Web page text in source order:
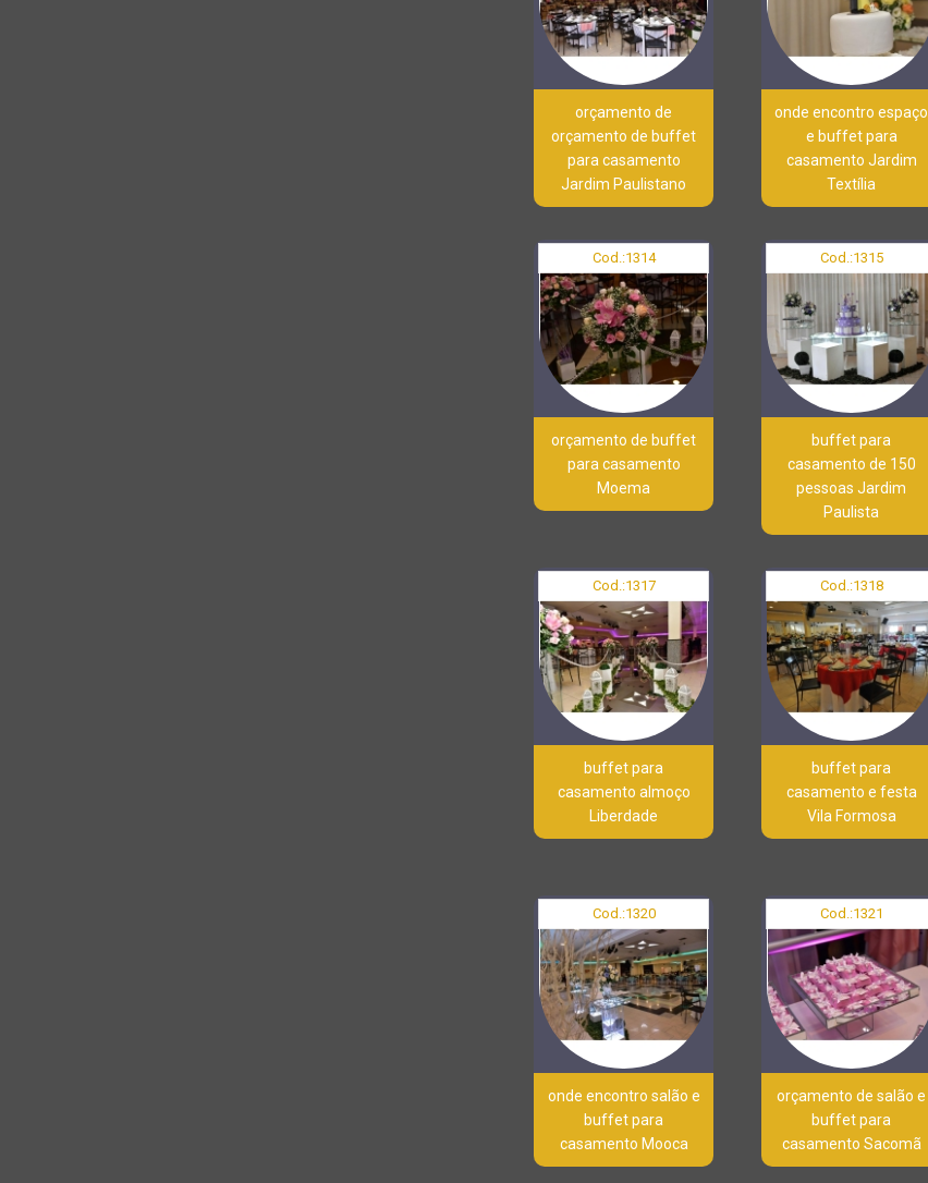
orçamento de
orçamento de buffet
para casamento
Jardim Paulistano
onde encontro espaço
e buffet para
casamento Jardim
Textília
Cod.:1314
orçamento de buffet
para casamento
Moema
Cod.:1315
buffet para
casamento de 150
pessoas Jardim
Paulista
Cod.:1317
buffet para
casamento almoço
Liberdade
Cod.:1318
buffet para
casamento e festa
Vila Formosa
Cod.:1320
onde encontro salão e
buffet para
casamento Mooca
Cod.:1321
orçamento de salão e
buffet para
casamento Sacomã